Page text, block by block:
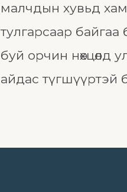
малчдын хувьд
тулгарсаар
буй орчин нөхцөлд
айдас түгшүүртэй